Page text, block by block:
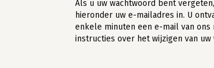
Als u uw wachtwoord bent
hieronder uw e-mailadres in. U
enkele minuten een e-mail van ons
instructies over het wijzigen van uw